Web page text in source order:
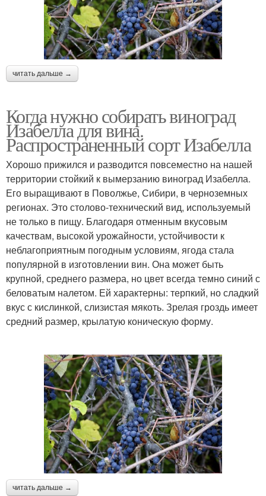
читать дальше →
Когда нужно собирать виноград
Изабелла для вина.
Распространенный сорт Изабелла
Хорошо прижился и разводится повсеместно на нашей
территории стойкий к вымерзанию виноград Изабелла.
Его выращивают в Поволжье, Сибири, в черноземных
регионах. Это столово-технический вид, используемый
не только в пищу. Благодаря отменным вкусовым
качествам, высокой урожайности, устойчивости к
неблагоприятным погодным условиям, ягода стала
популярной в изготовлении вин. Она может быть
крупной, среднего размера, но цвет всегда темно синий с
беловатым налетом. Ей характерны: терпкий, но сладкий
вкус с кислинкой, слизистая мякоть. Зрелая гроздь имеет
средний размер, крылатую коническую форму.
читать дальше →